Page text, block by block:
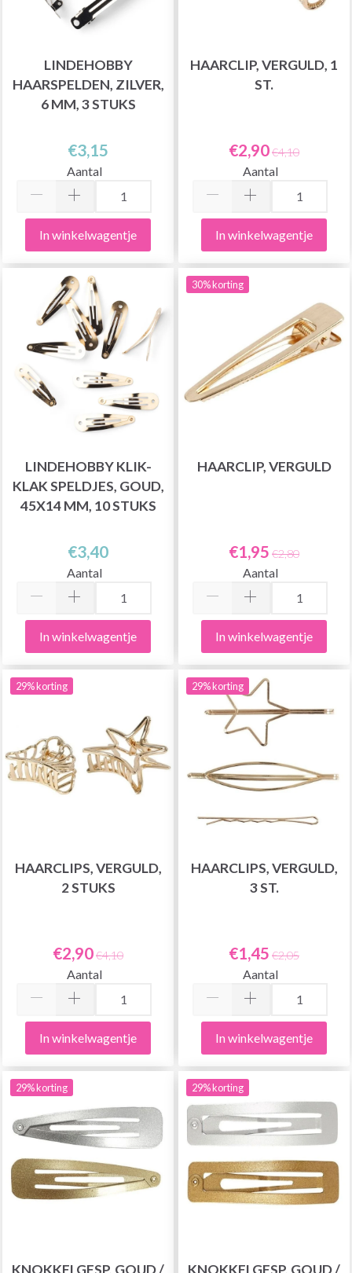
LINDEHOBBY
HAARSPELDEN, ZILVER,
6 MM, 3 STUKS
€3,15
Aantal
In winkelwagentje
HAARCLIP, VERGULD, 1
ST.
€2,90€4,10
Aantal
In winkelwagentje
LINDEHOBBY KLIK-
KLAK SPELDJES, GOUD,
45X14 MM, 10 STUKS
€3,40
Aantal
In winkelwagentje
30% korting
HAARCLIP, VERGULD
€1,95 €2,80
Aantal
In winkelwagentje
29% korting
HAARCLIPS, VERGULD,
2 STUKS
€2,90€4,10
Aantal
In winkelwagentje
29% korting
HAARCLIPS, VERGULD,
3 ST.
€1,45 €2,05
Aantal
In winkelwagentje
29% korting
KNOKKELGESP, GOUD /
29% korting
KNOKKELGESP, GOUD /